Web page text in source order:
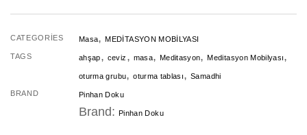
adet
CATEGORIES Masa,MEDİTASYON MOBİLYASI
TAGS ahşap, ceviz , masa, Meditasyon,Meditasyon Mobilyası,
oturma grubu,oturma tablası,Samadhi
BRAND Pinhan Doku
Brand: Pinhan Doku